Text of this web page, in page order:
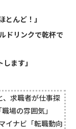
とんど！」
ドリンクで乾杯で
ます」
、求職者が仕事探
場の雰囲気」
イナビ「転職動向